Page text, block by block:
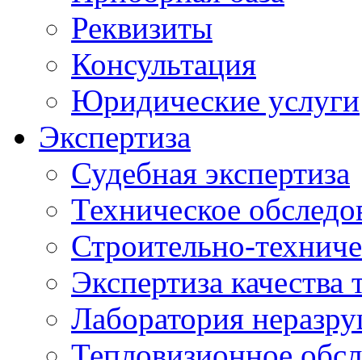
Реквизиты
Консультация
Юридические услуги
Экспертиза
Судебная экспертиза
Техническое
Строительно-
Экспертиза качества
Лаборатория